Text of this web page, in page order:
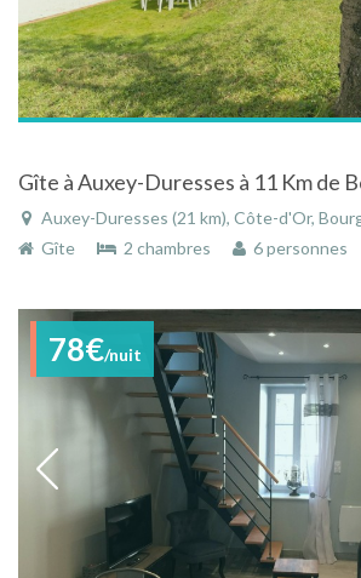
Gîte à Auxey-Duresses à 11 Km de
Auxey-Duresses (21 km), Côte-d'Or, Bourgogne,
Gîte
2 chambres 6 personnes
78€/nuit